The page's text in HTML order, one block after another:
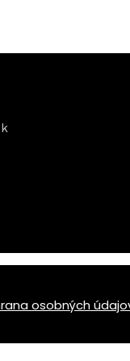
osobných